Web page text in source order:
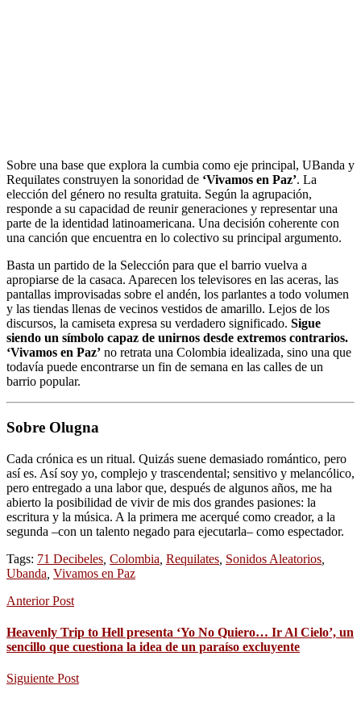
Sobre una base que explora la cumbia como eje principal, UBanda y
Requilates construyen la sonoridad de ‘Vivamos en Paz’. La
elección del género no resulta gratuita. Según la agrupación,
responde a su capacidad de reunir generaciones y representar una
parte de la identidad latinoamericana. Una decisión coherente con
una canción que encuentra en lo colectivo su principal argumento.
Basta un partido de la Selección para que el barrio vuelva a
apropiarse de la casaca. Aparecen los televisores en las aceras, las
pantallas improvisadas sobre el andén, los parlantes a todo volumen
y las tiendas llenas de vecinos vestidos de amarillo. Lejos de los
discursos, la camiseta expresa su verdadero significado. Sigue
siendo un símbolo capaz de unirnos desde extremos contrarios.
‘Vivamos en Paz’ no retrata una Colombia idealizada, sino una que
todavía puede encontrarse un fin de semana en las calles de un
barrio popular.
Sobre Olugna
Cada crónica es un ritual. Quizás suene demasiado romántico, pero
así es. Así soy yo, complejo y trascendental; sensitivo y melancólico,
pero entregado a una labor que, después de algunos años, me ha
abierto la posibilidad de vivir de mis dos grandes pasiones: la
escritura y la música. A la primera me acerqué como creador, a la
segunda –con un talento negado para ejecutarla– como espectador.
Tags: 71 Decibeles Colombia Requilates Sonidos Aleatorios
Ubanda Vivamos en Paz
Anterior Post
Heavenly Trip to Hell presenta ‘Yo No Quiero… Ir Al Cielo’, un
sencillo que cuestiona la idea de un paraíso excluyente
Siguiente Post